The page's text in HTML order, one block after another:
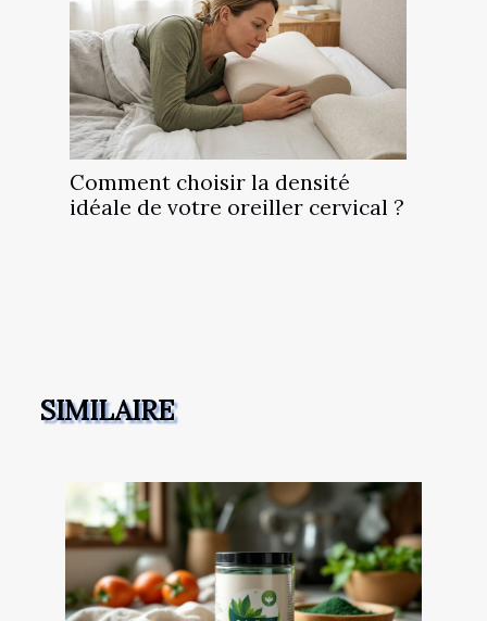
Comment choisir la densité
idéale de votre oreiller cervical ?
SIMILAIRE